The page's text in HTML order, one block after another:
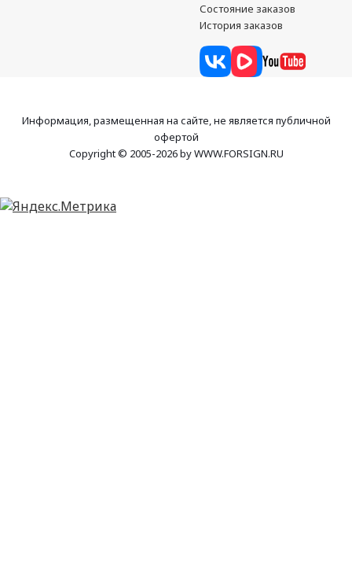
Состояние заказов
История заказов
Информация, размещенная на сайте, не является публичной
офертой
Copyright © 2005-2026 by WWW.FORSIGN.RU